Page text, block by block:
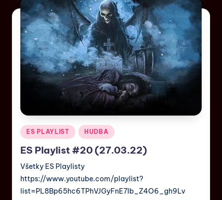
ES PLAYLIST HUDBA
ES Playlist #20 (27.03.22)
Všetky ES Playlisty
https://www.youtube.com/playlist?
list=PL8Bp65hc6TPhVJGyFnE7Ib_Z4O6_gh9Lv